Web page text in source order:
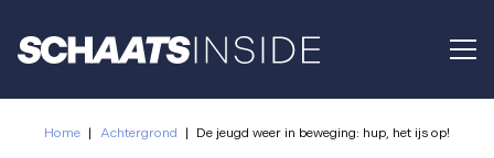
Home | Achtergrond | De jeugd weer in beweging: hup, het ijs op!